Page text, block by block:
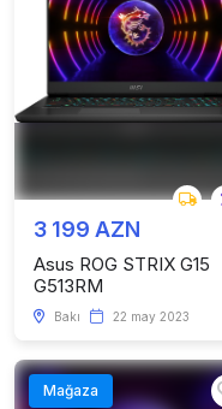
3 199 AZN
Asus ROG STRIX G15
G513RM
Bakı 22 may 2023
Mağaza